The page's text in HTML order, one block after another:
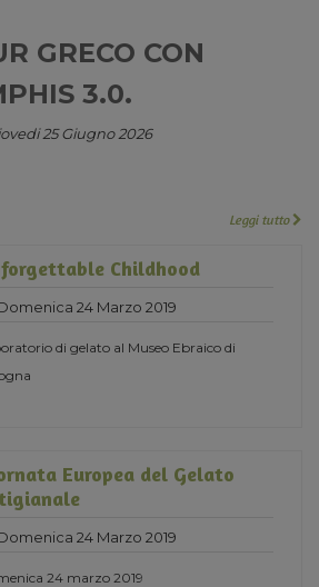
GRECO CON
3.0.
25 Giugno 2026
Leggi tutto
Childhood
24 Marzo 2019
di gelato al Museo Ebraico di
Europea del Gelato
24 Marzo 2019
24 marzo 2019